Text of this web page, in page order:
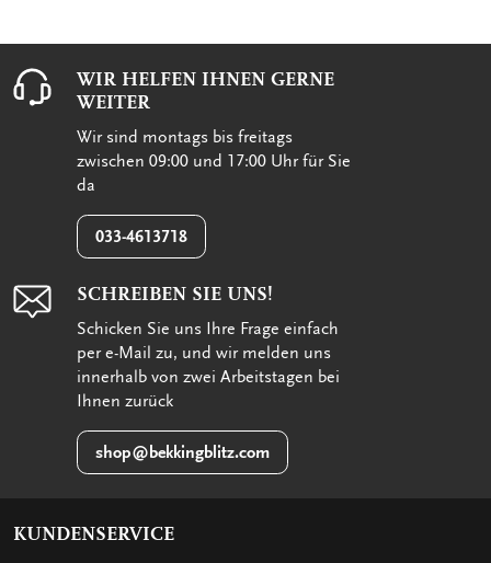
WIR HELFEN IHNEN GERNE
WEITER
Wir sind montags bis freitags
zwischen 09:00 und 17:00 Uhr für Sie
da
033-4613718
SCHREIBEN SIE UNS!
Schicken Sie uns Ihre Frage einfach
per e-Mail zu, und wir melden uns
innerhalb von zwei Arbeitstagen bei
Ihnen zurück
shop@bekkingblitz.com
KUNDENSERVICE